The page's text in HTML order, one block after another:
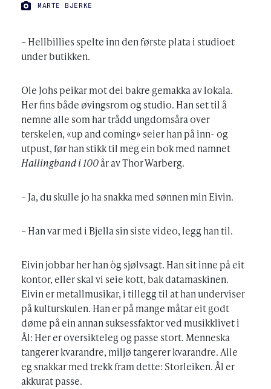
FOTO:
MARTE BJERKE
– Hellbillies spelte inn den første plata i studioet
under butikken.
Ole Johs peikar mot dei bakre gemakka av lokala.
Her fins både øvingsrom og studio. Han set til å
nemne alle som har trådd ungdomsåra over
terskelen, «up and coming» seier han på inn- og
utpust, før han stikk til meg ein bok med namnet
Hallingband i 100år av Thor Warberg.
– Ja, du skulle jo ha snakka med sønnen min Eivin.
– Han var med i Bjella sin siste video, legg han til.
Eivin jobbar her han òg sjølvsagt. Han sit inne på eit
kontor, eller skal vi seie kott, bak datamaskinen.
Eivin er metallmusikar, i tillegg til at han underviser
på kulturskulen. Han er på mange måtar eit godt
døme på ein annan suksessfaktor ved musikklivet i
Ål: Her er oversikteleg og passe stort. Menneska
tangerer kvarandre, miljø tangerer kvarandre. Alle
eg snakkar med trekk fram dette: Storleiken. Ål er
akkurat passe.